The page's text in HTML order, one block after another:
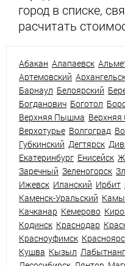
город в списке,
расчитать
Абакан Алапаевск
Артемовский
Барнаул Белоярский
Богданович Боготол
Верхняя Пышма Верхняя
Верхотурье Волгоград
Губкинский Дегтярск
Екатеринбург Енисейск
Заречный Зеленогорск
Ижевск Иланский Ирбит
Каменск-Уральский
Качканар Кемерово
Кодинск Краснодар
Красноуфимск
Кушва Кызыл